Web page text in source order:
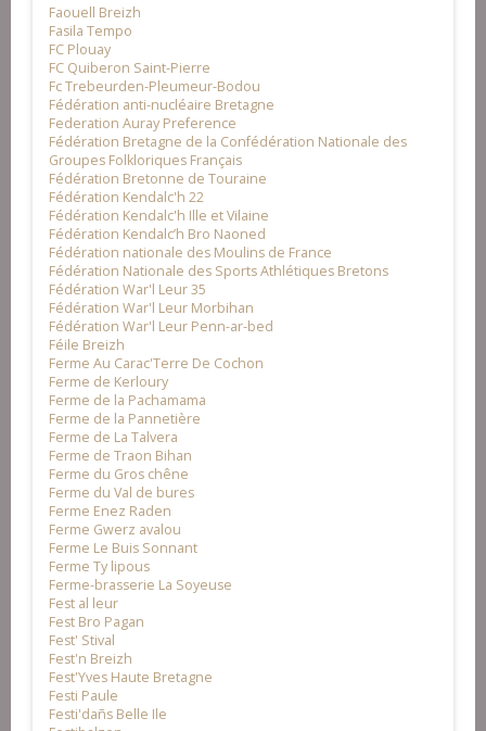
Faouell Breizh
Fasila Tempo
FC Plouay
FC Quiberon Saint-Pierre
Fc Trebeurden-Pleumeur-Bodou
Fédération anti-nucléaire Bretagne
Federation Auray Preference
Fédération Bretagne de la Confédération Nationale des
Groupes Folkloriques Français
Fédération Bretonne de Touraine
Fédération Kendalc'h 22
Fédération Kendalc'h Ille et Vilaine
Fédération Kendalc’h Bro Naoned
Fédération nationale des Moulins de France
Fédération Nationale des Sports Athlétiques Bretons
Fédération War'l Leur 35
Fédération War'l Leur Morbihan
Fédération War'l Leur Penn-ar-bed
Féile Breizh
Ferme Au Carac'Terre De Cochon
Ferme de Kerloury
Ferme de la Pachamama
Ferme de la Pannetière
Ferme de La Talvera
Ferme de Traon Bihan
Ferme du Gros chêne
Ferme du Val de bures
Ferme Enez Raden
Ferme Gwerz avalou
Ferme Le Buis Sonnant
Ferme Ty lipous
Ferme-brasserie La Soyeuse
Fest al leur
Fest Bro Pagan
Fest' Stival
Fest'n Breizh
Fest'Yves Haute Bretagne
Festi Paule
Festi'dañs Belle Ile